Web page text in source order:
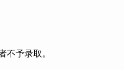
予录取。